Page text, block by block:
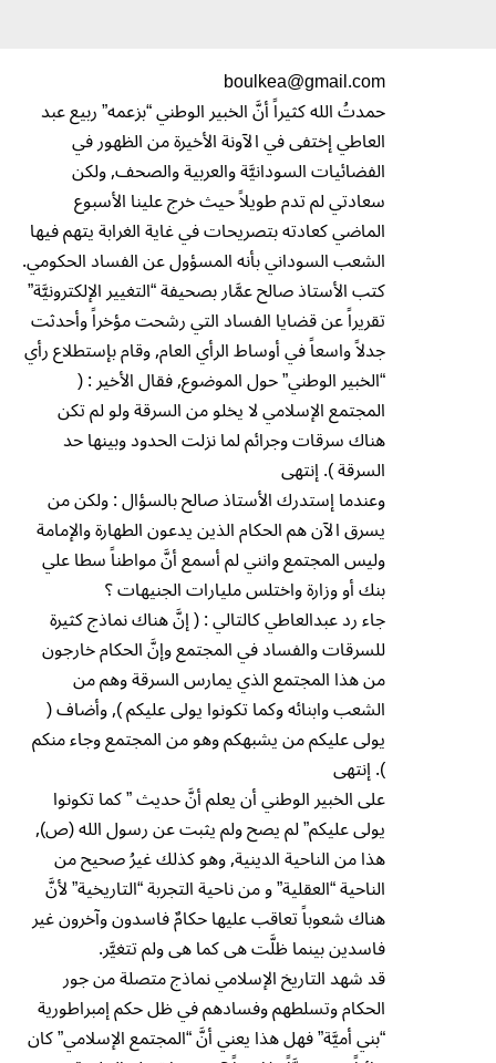
boulkea@gmail.com
حمدتُ الله كثيراً أنَّ الخبير الوطني “بزعمه” ربيع عبد
العاطي إختفى في الآونة الأخيرة من الظهور في
الفضائيات السودانيَّة والعربية والصحف, ولكن
سعادتي لم تدم طويلاً حيث خرج علينا الأسبوع
الماضي كعادته بتصريحات في غاية الغرابة يتهم فيها
الشعب السوداني بأنه المسؤول عن الفساد الحكومي.
كتب الأستاذ صالح عمَّار بصحيفة “التغيير الإلكترونيَّة”
تقريراً عن قضايا الفساد التي رشحت مؤخراً وأحدثت
جدلاً واسعاً في أوساط الرأي العام, وقام بإستطلاع رأي
“الخبير الوطني” حول الموضوع, فقال الأخير : (
المجتمع الإسلامي لا يخلو من السرقة ولو لم تكن
هناك سرقات وجرائم لما نزلت الحدود وبينها حد
السرقة ). إنتهى
وعندما إستدرك الأستاذ صالح بالسؤال : ولكن من
يسرق الآن هم الحكام الذين يدعون الطهارة والإمامة
وليس المجتمع وانني لم أسمع أنَّ مواطناً سطا علي
بنك أو وزارة واختلس مليارات الجنيهات ؟
جاء رد عبدالعاطي كالتالي : ( إنَّ هناك نماذج كثيرة
للسرقات والفساد في المجتمع وإنَّ الحكام خارجون
من هذا المجتمع الذي يمارس السرقة وهم من
الشعب وابنائه وكما تكونوا يولى عليكم ), وأضاف (
يولى عليكم من يشبهكم وهو من المجتمع وجاء منكم
). إنتهى
على الخبير الوطني أن يعلم أنَّ حديث ” كما تكونوا
يولى عليكم” لم يصح ولم يثبت عن رسول الله (ص),
هذا من الناحية الدينية, وهو كذلك غيرُ صحيح من
الناحية “العقلية” و من ناحية التجربة “التاريخية” لأنَّ
هناك شعوباً تعاقب عليها حكامٌ فاسدون وآخرون غير
فاسدين بينما ظلَّت هى كما هى ولم تتغيَّر.
قد شهد التاريخ الإسلامي نماذج متصلة من جور
الحكام وتسلطهم وفسادهم في ظل حكم إمبراطورية
“بني أميَّة” فهل هذا يعني أنَّ “المجتمع الإسلامي” كان